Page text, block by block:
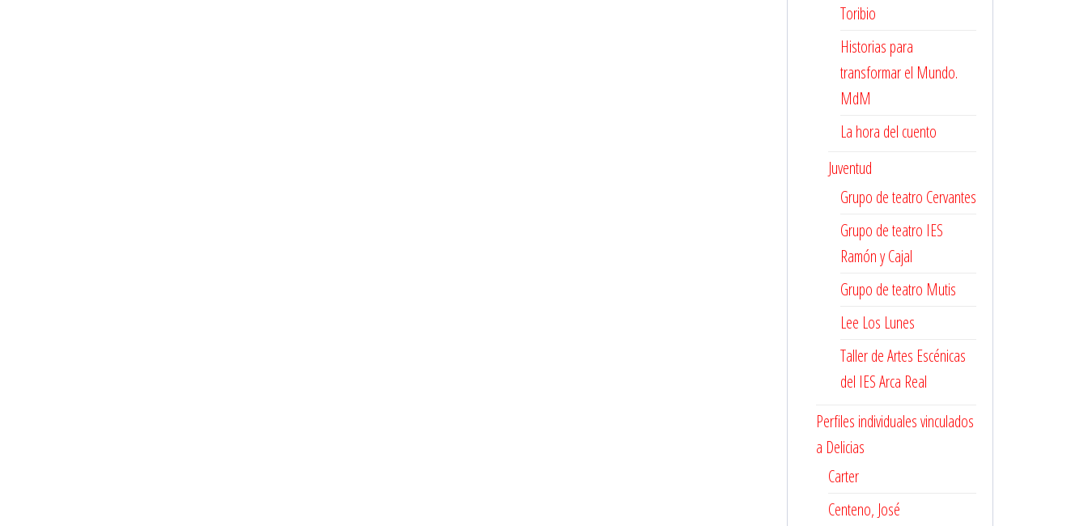
Toribio
Historias para
transformar el Mundo.
MdM
La hora del cuento
Juventud
Grupo de teatro Cervantes
Grupo de teatro IES
Ramón y Cajal
Grupo de teatro Mutis
Lee Los Lunes
Taller de Artes Escénicas
del IES Arca Real
Perfiles individuales vinculados
a Delicias
Carter
Centeno, José